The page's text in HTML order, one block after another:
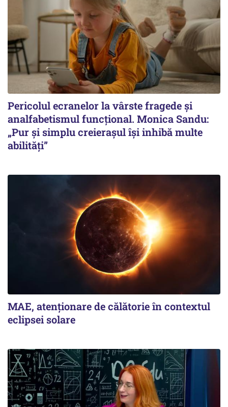
Pericolul ecranelor la vârste fragede și
analfabetismul funcțional. Monica Sandu:
„Pur și simplu creierașul își inhibă multe
abilități”
MAE, atenționare de călătorie în contextul
eclipsei solare